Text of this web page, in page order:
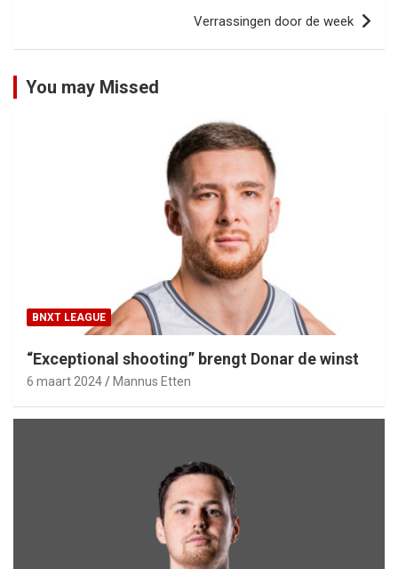
Verrassingen door de week
You may Missed
BNXT LEAGUE
“Exceptional shooting” brengt Donar de winst
6 maart 2024 Mannus Etten